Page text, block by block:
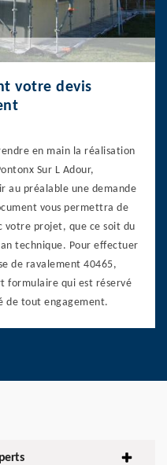
votre devis
en main la réalisation
Sur L Adour,
au préalable une demande
vous permettra de
votre projet, que ce soit du
technique. Pour effectuer
de ravalement 40465,
formulaire qui est réservé
de tout engagement.